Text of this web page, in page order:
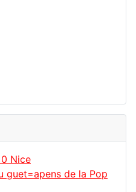
Nice
guet=apens de la Pop